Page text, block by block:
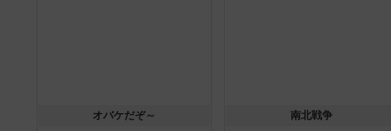
オバケだぞ～ 南北戦争